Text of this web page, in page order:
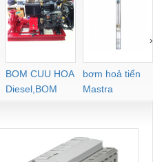
BOM CUU HOA
Diesel,BOM
CHUA CHAY
bơm hoả tiển
Mastra
›